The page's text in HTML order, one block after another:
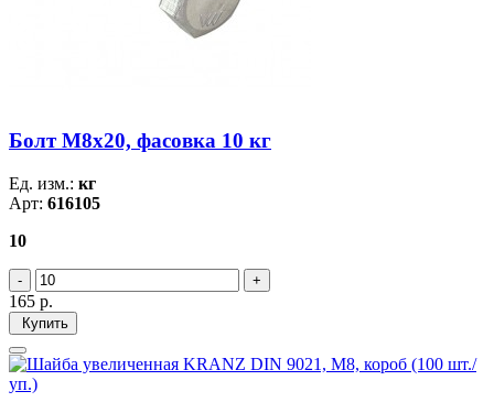
Болт М8х20, фасовка 10 кг
Ед. изм.: кг
Арт: 616105
10
165 р.
Купить